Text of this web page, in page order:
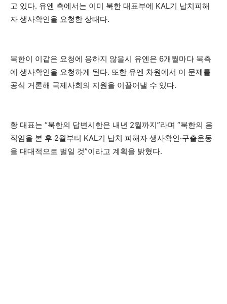
고 있다. 유엔 측에서는 이미 북한 대표부에 KAL기 납치피해
자 생사확인을 요청한 상태다.
북한이 이같은 요청에 응하지 않을시 유엔은 6개월마다 북측
에 생사확인을 요청하게 된다. 또한 유엔 차원에서 이 문제를
공식 거론해 국제사회의 지원을 이끌어낼 수 있다.
황 대표는 “북한의 답변시한은 내년 2월까지”라며 “북한의 움
직임을 본 후 2월부터 KAL기 납치 피해자 생사확인·구출운동
을 대대적으로 벌일 것”이라고 계획을 밝혔다.